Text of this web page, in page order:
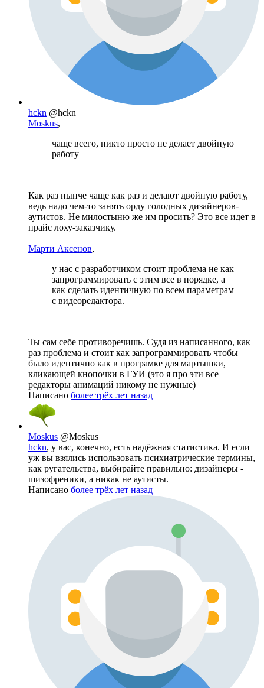
hckn @hckn
Moskus,
чаще всего, никто просто не делает двойную
работу
Как раз нынче чаще как раз и делают двойную работу,
ведь надо чем-то занять орду голодных дизайнеров-
аутистов. Не милостыню же им просить? Это все идет в
прайс лоху-заказчику.
Марти Аксенов,
у нас с разработчиком стоит проблема не как
запрограммировать с этим все в порядке, а
как сделать идентичную по всем параметрам
с видеоредактора.
Ты сам себе противоречишь. Судя из написанного, как
раз проблема и стоит как запрограммировать чтобы
было идентично как в програмке для мартышки,
кликающей кнопочки в ГУИ (это я про эти все
редакторы анимаций никому не нужные)
Написано более трёх лет назад
Moskus @Moskus
hckn, у вас, конечно, есть надёжная статистика. И если
уж вы взялись использовать психиатрические термины,
как ругательства, выбирайте правильно: дизайнеры -
шизофреники, а никак не аутисты.
Написано более трёх лет назад